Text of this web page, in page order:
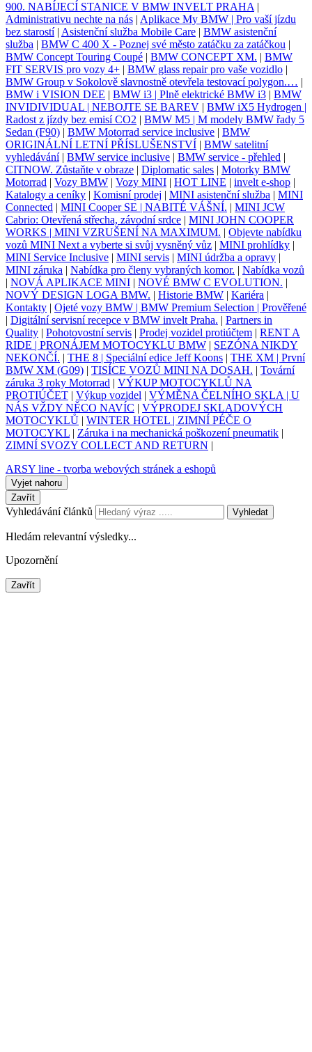
900. NABÍJECÍ STANICE V BMW INVELT PRAHA |
Administrativu nechte na nás | Aplikace My BMW | Pro vaší jízdu
bez starostí| Asistenční služba Mobile Care | BMW asistenční
služba | BMW C 400 X - Poznej své město zatáčku za zatáčkou |
BMW Concept Touring Coupé | BMW CONCEPT XM. | BMW
FIT SERVIS pro vozy 4+ | BMW glass repair pro vaše vozidlo |
BMW Group v Sokolově slavnostně otevřela testovací polygon.… |
BMW i VISION DEE | BMW i3 | Plně elektrické BMW i3 | BMW
INVIDIVIDUAL | NEBOJTE SE BAREV | BMW iX5 Hydrogen |
Radost z jízdy bez emisí CO2 | BMW M5 | M modely BMW řady 5
Sedan (F90) | BMW Motorrad service inclusive | BMW
ORIGINÁLNÍ LETNÍ PŘÍSLUŠENSTVÍ | BMW satelitní
vyhledávání| BMW service inclusive | BMW service - přehled |
CITNOW. Zůstaňte v obraze | Diplomatic sales | Motorky BMW
Motorrad | Vozy BMW | Vozy MINI | HOT LINE | invelt e-shop |
Katalogy a ceníky | Komisní prodej | MINI asistenční služba | MINI
Connected | MINI Cooper SE | NABITÉ VÁŠNÍ. | MINI JCW
Cabrio: Otevřená střecha, závodní srdce | MINI JOHN COOPER
WORKS | MINI VZRUŠENÍ NA MAXIMUM. | Objevte nabídku
vozů MINI Next a vyberte si svůj vysněný vůz | MINI prohlídky |
MINI Service Inclusive | MINI servis | MINI údržba a opravy |
MINI záruka | Nabídka pro členy vybraných komor. | Nabídka vozů
| NOVÁ APLIKACE MINI | NOVÉ BMW C EVOLUTION. |
NOVÝ DESIGN LOGA BMW. | Historie BMW | Kariéra |
Kontakty | Ojeté vozy BMW | BMW Premium Selection | Prověřené
| Digitální servisní recepce v BMW invelt Praha. | Partners in
Quality | Pohotovostní servis | Prodej vozidel protiúčtem | RENT A
RIDE | PRONÁJEM MOTOCYKLU BMW | SEZÓNA NIKDY
NEKONČÍ. | THE 8 | Speciální edice Jeff Koons | THE XM | První
BMW XM (G09) | TISÍCE VOZŮ MINI NA DOSAH. | Tovární
záruka 3 roky Motorrad | VÝKUP MOTOCYKLŮ NA
PROTIÚČET | Výkup vozidel | VÝMĚNA ČELNÍHO SKLA | U
NÁS VŽDY NĚCO NAVÍC | VÝPRODEJ SKLADOVÝCH
MOTOCYKLŮ | WINTER HOTEL | ZIMNÍ PÉČE O
MOTOCYKL | Záruka i na mechanická poškození pneumatik |
ZIMNÍ SVOZY COLLECT AND RETURN |
ARSY line - tvorba webových stránek a eshopů
Vyjet nahoru
Zavřít
Vyhledávání článků Vyhledat
Hledám relevantní výsledky...
Upozornění
Zavřít